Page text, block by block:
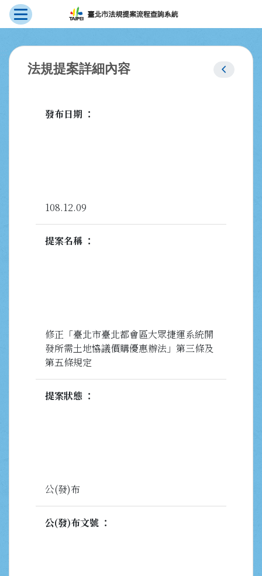
跳到主要內容
展開選單
法規提案詳細內容 chevron_left
發布日期
108.12.09
提案名稱
修正「臺北市臺北都會區大眾捷運系統開
發所需土地協議價購優惠辦法」第三條及
第五條規定
提案狀態
公(發)布
公(發)布文號